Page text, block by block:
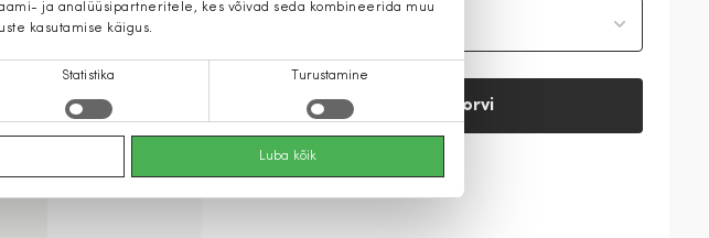
ja analüüsipartneritele, kes võivad seda kombineerida muu
kasutamise käigus.
Statistika Turustamine
Luba kõik
Lisa ostukorvi